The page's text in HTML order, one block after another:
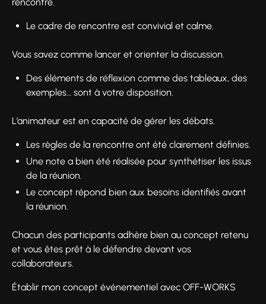
Le cadre de rencontre est convivial et calme.
Vous savez comme lancer et orienter la discussion.
Des éléments de réflexion comme des tableaux, des
exemples… sont à votre disposition.
L’animateur est en capacité de gérer les débats.
Les règles de la rencontre ont été clairement définies.
Une note a bien été réalisée pour synthétiser les issus
de la réunion.
Le concept répond bien aux besoins identifiés avant
la réunion.
Chacun des participants adhère bien au concept retenu
et vous êtes prêt à le défendre devant vos
collaborateurs.
Établir mon concept événementiel avec OFF-WORKS